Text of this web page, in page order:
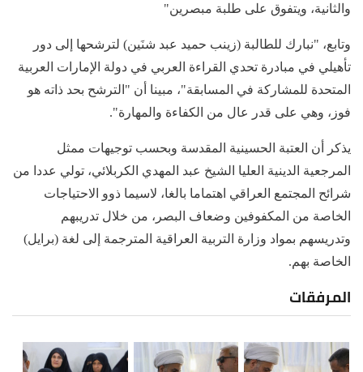
والثانية، ويتفوق على طلبة مبصرين"
وتابع، "نبارك للطالبة (زينب حميد عبد شنَين) لترشحها إلى دور
تأهيلي في مبادرة تحدي القراءة العربي في دولة الإمارات العربية
المتحدة للمشاركة في المسابقة"، مبينا أن "الترشح بحد ذاته هو
فوز، وهي على قدر عال من الكفاءة والمهارة".
يذكر أن العتبة الحسينية المقدسة وبحسب توجيهات ممثل
المرجعية الدينية العليا الشيخ عبد المهدي الكربلائي، تولي عددا من
شرائح المجتمع العراقي اهتماما بالغا، لاسيما ذوو الاحتياجات
الخاصة من المكفوفين وضعاف البصر، من خلال تدريبهم
وتدريسهم بمواد وزارة التربية العراقية المترجمة إلى لغة (برايل)
الخاصة بهم.
المرفقات